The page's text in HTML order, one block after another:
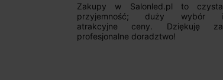
Zakupy w Salonled.pl to czysta
przyjemność; duży wybór i
atrakcyjne ceny. Dziękuję za
profesjonalne doradztwo!